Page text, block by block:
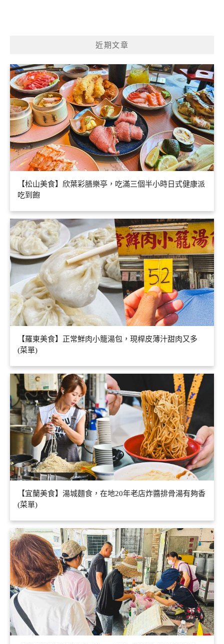
近期文章
【松山美食】欣葉彩膳樂亭，吃滿三個半小時日式健康派
吃到飽
【羅東美食】正常鮮肉小籠湯包，現桿皮薄汁甜肉又多
(菜單)
【宜蘭美食】湯城麵食，在地20年老店炸醬排骨湯有夠香
(菜單)